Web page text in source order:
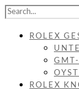
ROLEX
ROLEX